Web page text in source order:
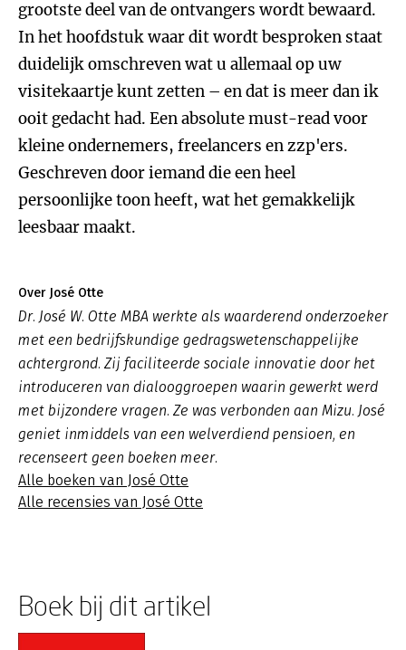
grootste deel van de ontvangers wordt bewaard.
In het hoofdstuk waar dit wordt besproken staat
duidelijk omschreven wat u allemaal op uw
visitekaartje kunt zetten – en dat is meer dan ik
ooit gedacht had. Een absolute must-read voor
kleine ondernemers, freelancers en zzp'ers.
Geschreven door iemand die een heel
persoonlijke toon heeft, wat het gemakkelijk
leesbaar maakt.
Over José Otte
Dr. José W. Otte MBA werkte als waarderend onderzoeker
met een bedrijfskundige gedragswetenschappelijke
achtergrond. Zij faciliteerde sociale innovatie door het
introduceren van dialooggroepen waarin gewerkt werd
met bijzondere vragen. Ze was verbonden aan Mizu. José
geniet inmiddels van een welverdiend pensioen, en
recenseert geen boeken meer.
Alle boeken van José Otte
Alle recensies van José Otte
Boek bij dit artikel